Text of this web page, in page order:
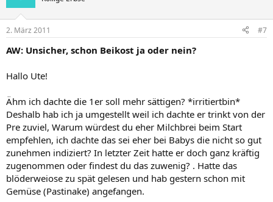
2. März 2011 #7
AW: Unsicher, schon Beikost ja oder nein?
Hallo Ute!
Ähm ich dachte die 1er soll mehr sättigen? *irritiertbin*
Deshalb hab ich ja umgestellt weil ich dachte er trinkt von der
Pre zuviel, Warum würdest du eher Milchbrei beim Start
empfehlen, ich dachte das sei eher bei Babys die nicht so gut
zunehmen indiziert? In letzter Zeit hatte er doch ganz kräftig
zugenommen oder findest du das zuwenig? . Hatte das
blöderweiose zu spät gelesen und hab gestern schon mit
Gemüse (Pastinake) angefangen.